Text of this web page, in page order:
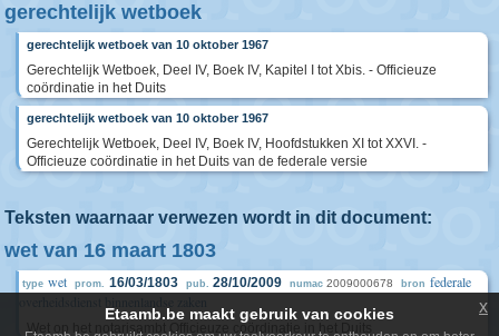
gerechtelijk wetboek
gerechtelijk wetboek van 10 oktober 1967
Gerechtelijk Wetboek, Deel IV, Boek IV, Kapitel I tot Xbis. - Officieuze
coördinatie in het Duits
gerechtelijk wetboek van 10 oktober 1967
Gerechtelijk Wetboek, Deel IV, Boek IV, Hoofdstukken XI tot XXVI. -
Officieuze coördinatie in het Duits van de federale versie
Teksten waarnaar verwezen wordt in dit document:
wet van 16 maart 1803
type wet prom. 16/03/1803 pub. 28/10/2009 numac 2009000678 bron federale
Wet op het notarisambt Officieuze coördinatie in het Duits
Etaamb.be maakt gebruik van cookies x